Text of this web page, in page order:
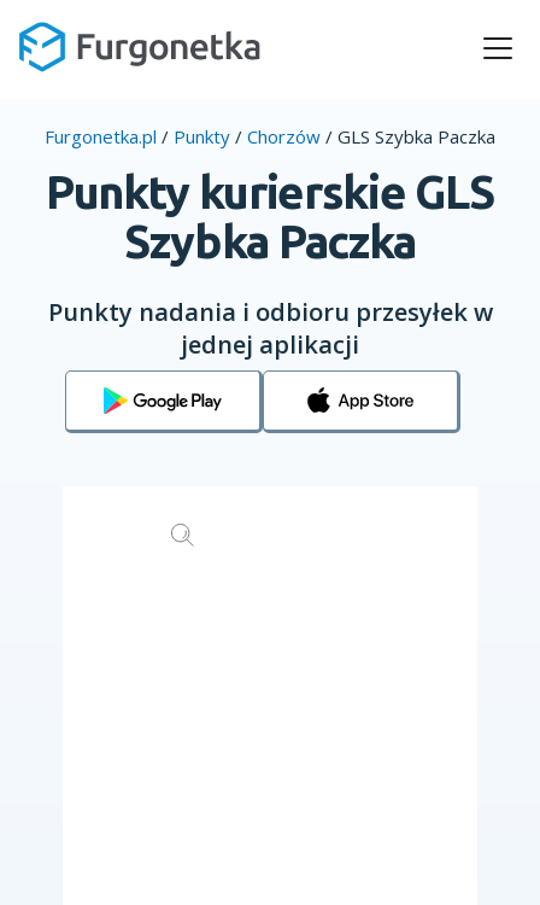
Furgonetka.pl / Punkty / Chorzów / GLS Szybka Paczka
Punkty kurierskie GLS
Szybka Paczka
Punkty nadania i odbioru przesyłek w
jednej aplikacji